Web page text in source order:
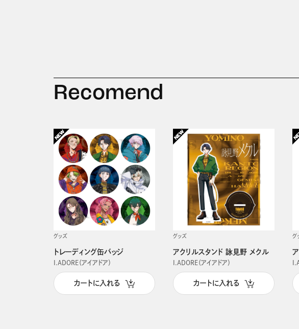
Recomend
グッズ
トレーディング缶バッジ
I.ADORE（アイアドア）
カートに入れる
グッズ
アクリルスタンド 詠見野 メクル
I.ADORE（アイアドア）
カートに入れる
グ